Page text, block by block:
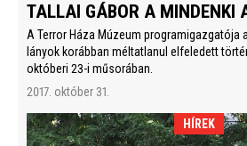
TALLAI GÁBOR A MINDENKI
A Terror Háza Múzeum programigazgatója
lányok korábban méltatlanul elfeledett
októberi 23-i műsorában.
2017. október 31.
HÍREK